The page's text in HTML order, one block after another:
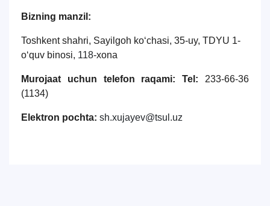
Bizning manzil:
Toshkent shahri, Sayilgoh ko‘chasi, 35-uy, TDYU 1-
o‘quv binosi, 118-xona
Murojaat uchun telefon raqami: Tel: 233-66-36
(1134)
Elektron pochta: sh.xujayev@tsul.uz